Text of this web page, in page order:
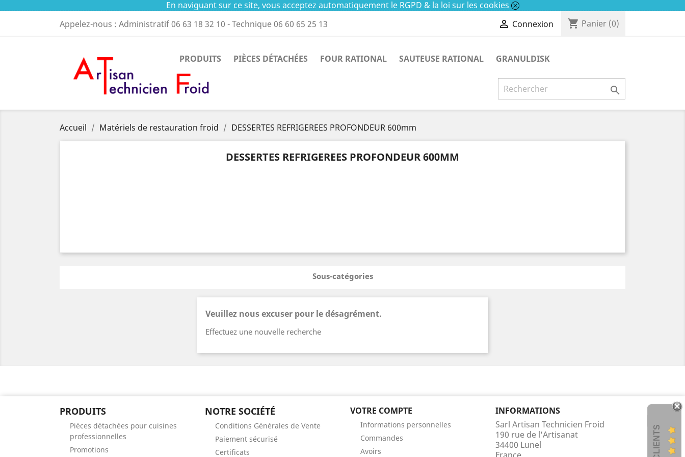
En naviguant sur ce site, vous acceptez automatiquement le RGPD & la loi sur les cookies
Appelez-nous : Administratif06 63 18 32 10 - Technique 06 60 65 25 13  Connexion shopping_cart Panier (0)
PRODUITS PIÈCES DÉTACHÉES FOUR RATIONAL SAUTEUSE RATIONAL GRANULDISK

Accueil Matériels de restauration froid DESSERTES REFRIGEREES PROFONDEUR 600mm
DESSERTES REFRIGEREES PROFONDEUR 600MM
Sous-catégories
Veuillez nous excuser pour le désagrément.
Effectuez une nouvelle recherche
PRODUITS
Pièces détachées pour cuisines
professionnelles
Promotions
NOTRE SOCIÉTÉ
Conditions Générales de Vente
Paiement sécurisé
Certificats
VOTRE COMPTE
Informations personnelles
Commandes
Avoirs
INFORMATIONS
Sarl Artisan Technicien Froid
190 rue de l'Artisanat
34400 Lunel